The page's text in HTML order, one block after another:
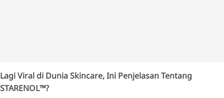
Lagi Viral di Dunia Skincare, Ini Penjelasan Tentang
STARENOL™?